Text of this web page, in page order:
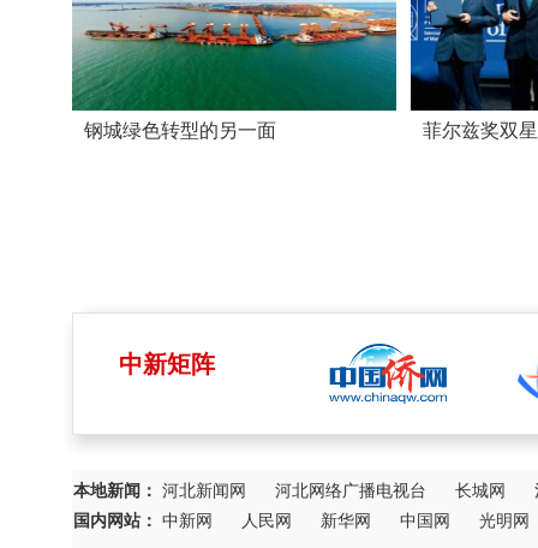
钢城绿色转型的另一面 菲尔兹奖双
中新矩阵
本地新闻： 河北新闻网 河北网络广播电视台 长城网
国内网站： 中新网 人民网 新华网 中国网 光明网